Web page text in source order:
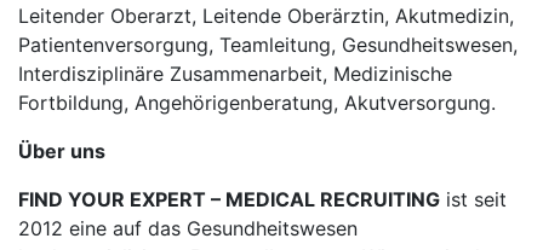
Leitender Oberarzt, Leitende Oberärztin, Akutmedizin,
Patientenversorgung, Teamleitung, Gesundheitswesen,
Interdisziplinäre Zusammenarbeit, Medizinische
Fortbildung, Angehörigenberatung, Akutversorgung.
Über uns
FIND YOUR EXPERT – MEDICAL RECRUITING ist seit
2012 eine auf das Gesundheitswesen